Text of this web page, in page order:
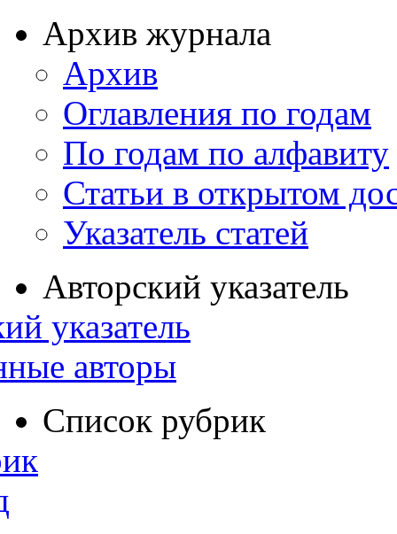
Архив журнала
Архив
Оглавления по годам
По годам по алфавиту
Статьи в открытом
Указатель статей
Авторский указатель
указатель
авторы
Список рубрик